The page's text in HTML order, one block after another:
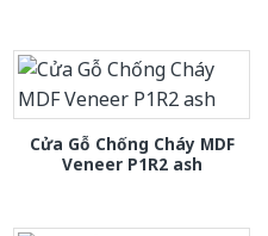
Cửa Gỗ Chống Cháy MDF
Veneer P1R2 ash